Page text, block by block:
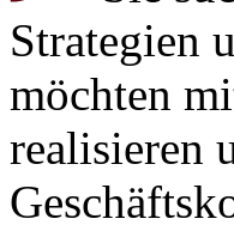
Strategien
möchten
realisieren